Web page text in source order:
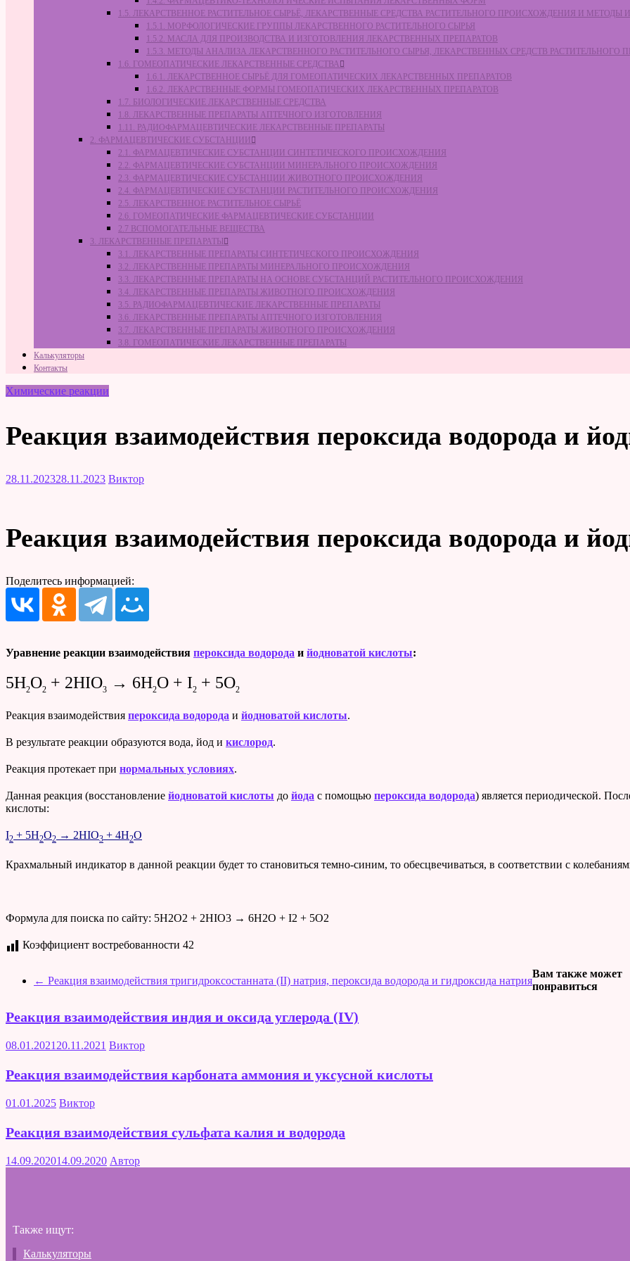
1.5. ЛЕКАРСТВЕННОЕ РАСТИТЕЛЬНОЕ СЫРЬЁ, ЛЕКАРСТВЕННЫЕ СРЕДСТВА РАСТИТЕЛЬНОГО ПРОИСХОЖДЕНИЯ И МЕТОДЫ
1.5.1. МОРФОЛОГИЧЕСКИЕ ГРУППЫ ЛЕКАРСТВЕННОГО РАСТИТЕЛЬНОГО СЫРЬЯ
1.5.2. МАСЛА ДЛЯ ПРОИЗВОДСТВА И ИЗГОТОВЛЕНИЯ ЛЕКАРСТВЕННЫХ ПРЕПАРАТОВ
1.5.3. МЕТОДЫ АНАЛИЗА ЛЕКАРСТВЕННОГО РАСТИТЕЛЬНОГО СЫРЬЯ, ЛЕКАРСТВЕННЫХ СРЕДСТВ РАСТИТЕЛЬНОГО
1.6. ГОМЕОПАТИЧЕСКИЕ ЛЕКАРСТВЕННЫЕ СРЕДСТВА
1.6.1. ЛЕКАРСТВЕННОЕ СЫРЬЁ ДЛЯ ГОМЕОПАТИЧЕСКИХ ЛЕКАРСТВЕННЫХ ПРЕПАРАТОВ
1.6.2. ЛЕКАРСТВЕННЫЕ ФОРМЫ ГОМЕОПАТИЧЕСКИХ ЛЕКАРСТВЕННЫХ ПРЕПАРАТОВ
1.7. БИОЛОГИЧЕСКИЕ ЛЕКАРСТВЕННЫЕ СРЕДСТВА
1.8. ЛЕКАРСТВЕННЫЕ ПРЕПАРАТЫ АПТЕЧНОГО ИЗГОТОВЛЕНИЯ
1.11. РАДИОФАРМАЦЕВТИЧЕСКИЕ ЛЕКАРСТВЕННЫЕ ПРЕПАРАТЫ
2. ФАРМАЦЕВТИЧЕСКИЕ СУБСТАНЦИИ
2.1. ФАРМАЦЕВТИЧЕСКИЕ СУБСТАНЦИИ СИНТЕТИЧЕСКОГО ПРОИСХОЖДЕНИЯ
2.2. ФАРМАЦЕВТИЧЕСКИЕ СУБСТАНЦИИ МИНЕРАЛЬНОГО ПРОИСХОЖДЕНИЯ
2.3. ФАРМАЦЕВТИЧЕСКИЕ СУБСТАНЦИИ ЖИВОТНОГО ПРОИСХОЖДЕНИЯ
2.4. ФАРМАЦЕВТИЧЕСКИЕ СУБСТАНЦИИ РАСТИТЕЛЬНОГО ПРОИСХОЖДЕНИЯ
2.5. ЛЕКАРСТВЕННОЕ РАСТИТЕЛЬНОЕ СЫРЬЁ
2.6. ГОМЕОПАТИЧЕСКИЕ ФАРМАЦЕВТИЧЕСКИЕ СУБСТАНЦИИ
2.7 ВСПОМОГАТЕЛЬНЫЕ ВЕЩЕСТВА
3. ЛЕКАРСТВЕННЫЕ ПРЕПАРАТЫ
3.1. ЛЕКАРСТВЕННЫЕ ПРЕПАРАТЫ СИНТЕТИЧЕСКОГО ПРОИСХОЖДЕНИЯ
3.2. ЛЕКАРСТВЕННЫЕ ПРЕПАРАТЫ МИНЕРАЛЬНОГО ПРОИСХОЖДЕНИЯ
3.3. ЛЕКАРСТВЕННЫЕ ПРЕПАРАТЫ НА ОСНОВЕ СУБСТАНЦИЙ РАСТИТЕЛЬНОГО ПРОИСХОЖДЕНИЯ
3.4. ЛЕКАРСТВЕННЫЕ ПРЕПАРАТЫ ЖИВОТНОГО ПРОИСХОЖДЕНИЯ
3.5. РАДИОФАРМАЦЕВТИЧЕСКИЕ ЛЕКАРСТВЕННЫЕ ПРЕПАРАТЫ
3.6. ЛЕКАРСТВЕННЫЕ ПРЕПАРАТЫ АПТЕЧНОГО ИЗГОТОВЛЕНИЯ
3.7. ЛЕКАРСТВЕННЫЕ ПРЕПАРАТЫ ЖИВОТНОГО ПРОИСХОЖДЕНИЯ
3.8. ГОМЕОПАТИЧЕСКИЕ ЛЕКАРСТВЕННЫЕ ПРЕПАРАТЫ
Калькуляторы
Контакты
Химические реакции
Реакция взаимодействия пероксида водорода и
28.11.202328.11.2023 Виктор
Реакция взаимодействия пероксида водорода и
Поделитесь информацией:
Уравнение реакции взаимодействия пероксида водорода и йодноватой кислоты:
5H2O2 + 2HIO3 → 6H2O + I2 + 5O2
Реакция взаимодействия пероксида водорода и йодноватой кислоты.
В результате реакции образуются вода, йод и кислород.
Реакция протекает при нормальных условиях.
Данная реакция (восстановление йодноватой кислоты до йода с помощью пероксида водорода) является периодической.
кислоты:
I2 + 5H2O2 → 2HIO3 + 4H2O
Крахмальный индикатор в данной реакции будет то становиться темно-синим, то обесцвечиваться, в соответствии с
Формула для поиска по сайту: 5H2O2 + 2HIO3 → 6H2O + I2 + 5O2
Коэффициент востребованности 42
← Реакция взаимодействия тригидроксостанната (II) натрия, пероксида водорода и гидроксида натрия
Вам также может
понравиться
Реакция взаимодействия индия и оксида углерода (IV)
08.01.2021 20.11.2021 Виктор
Реакция взаимодействия карбоната аммония и уксусной кислоты
01.01.2025 Виктор
Реакция взаимодействия сульфата калия и водорода
14.09.202014.09.2020 Автор
Также ищут:
Калькуляторы